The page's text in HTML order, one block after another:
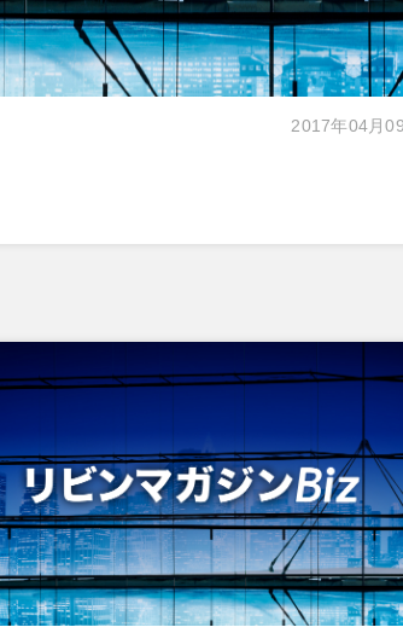
2017年04月